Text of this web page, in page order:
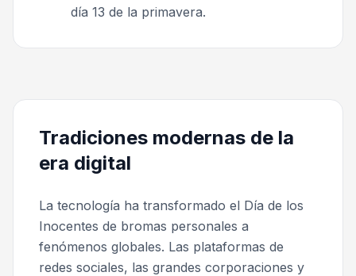
día 13 de la primavera.
Tradiciones modernas de la
era digital
La tecnología ha transformado el Día de los
Inocentes de bromas personales a
fenómenos globales. Las plataformas de
redes sociales, las grandes corporaciones y